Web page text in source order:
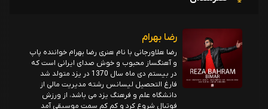
رضا بهرام
رضا هلاورجانی با نام هنری رضا بهرام خواننده پاپ
و آهنگساز محبوب و خوش صدای ایرانی است که
در بیستم دی ماه سال 1370 در یزد متولد شد
فارغ التحصیل لیسانس رشته مدیریت مالی از
دانشگاه علم و فرهنگ یزد می باشد، از ورزش
فوتبال شروع کرد و کم کم سمت موسیقی آمد